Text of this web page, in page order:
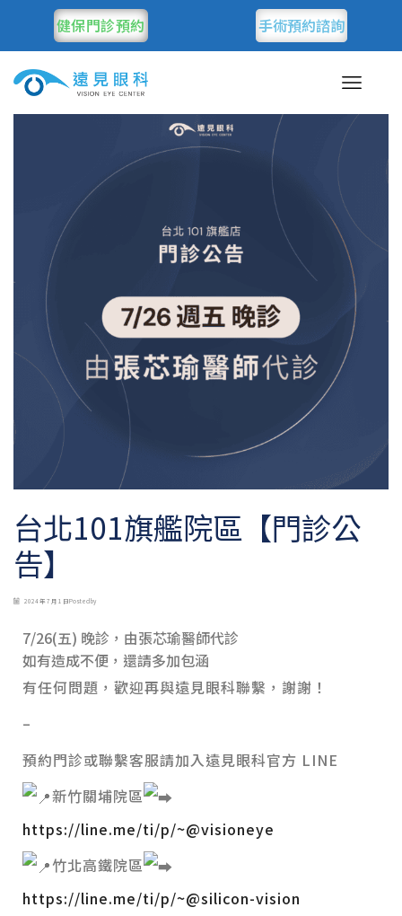
健保門診預約 手術預約諮詢
台北101旗艦院區【門診公
告】
2024 年 7 月 1 日Posted by
7/26(五) 晚診，由張芯瑜醫師代診
如有造成不便，還請多加包涵
有任何問題，歡迎再與遠見眼科聯繫，謝謝！
–
預約門診或聯繫客服請加入遠見眼科官方 LINE
新竹關埔院區
https://line.me/ti/p/~@visioneye
竹北高鐵院區
https://line.me/ti/p/~@silicon-vision